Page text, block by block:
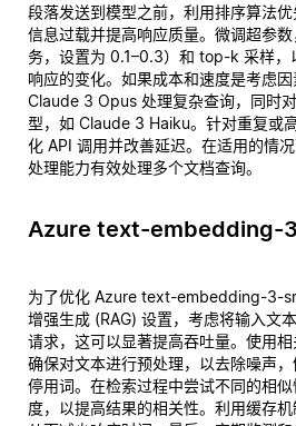
段落发送到模型之前，利用排序算法
信息过载并提高响应质量。微调超参
务，设置为 0.1–0.3）和 top-k 采样，
响应的变化。如果成本和速度是考虑
Claude 3 Opus 处理复杂查询，同时
型，如 Claude 3 Haiku。针对重复或
化 API 调用并改善延迟。在适用的情
处理能力有效处理多个文档查询。
Azure text-embedding-
为了优化 Azure text-embedding-3-
增强生成 (RAG) 设置，考虑将输入文
请求，这可以显著提高吞吐量。使用
确保对文本进行预处理，以去除噪声
停用词。在检索过程中尝试不同的相
度，以提高结果的相关性。利用缓存机